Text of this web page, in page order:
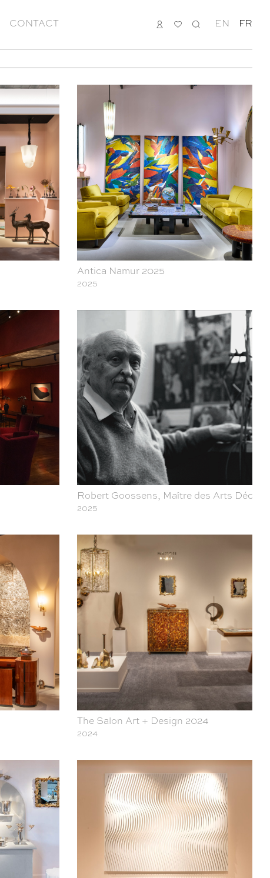
CONTACT CONNEXION
MA
RECHERCHE
EN FR
Antica Namur 2025
2025
Robert Goossens, Maître des Arts
2025
The Salon Art + Design 2024
2024